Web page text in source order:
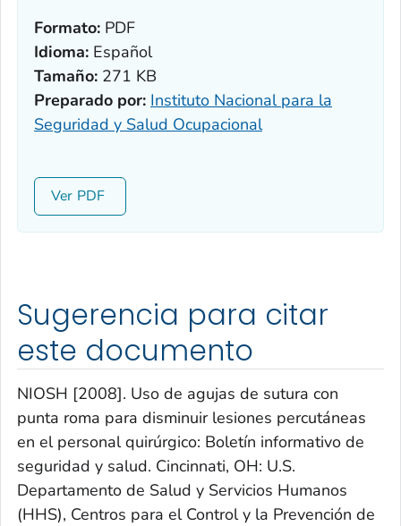
Formato: PDF
Idioma: Español
Tamaño: 271 KB
Preparado por: Instituto Nacional para la
Seguridad y Salud Ocupacional
Ver
Sugerencia para citar
este documento
NIOSH [2008]. Uso de agujas de sutura con
punta roma para disminuir lesiones percutáneas
en el personal quirúrgico: Boletín informativo de
seguridad y salud. Cincinnati, OH: U.S.
Departamento de Salud y Servicios Humanos
(HHS), Centros para el Control y la Prevención de